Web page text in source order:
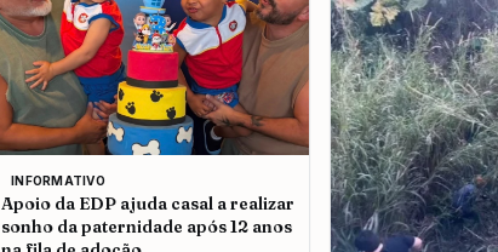
INFORMATIVO
Apoio da EDP ajuda casal a realizar
sonho da paternidade após 12 anos